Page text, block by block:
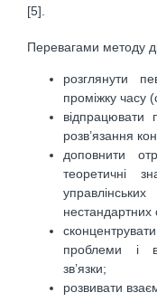
[5].
Перевагами методу
розглянути
проміжку часу
відпрацювати
розв’язання
доповнити
теоретичні
нестандартних
проблеми і
зв’язки;
розвивати